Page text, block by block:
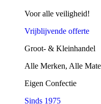
Voor alle veiligheid!
Vrijblijvende offerte
Groot- & Kleinhandel
Alle Merken, Alle
Eigen Confectie
Sinds 1975